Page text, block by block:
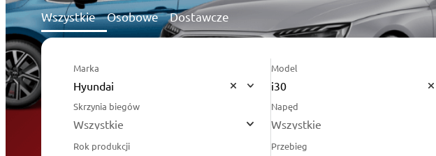
Wszystkie Osobowe Dostawcze
Marka
Hyundai
Model
i30
Skrzynia biegów
Wszystkie
Napęd
Wszystkie
Rok produkcji Przebieg